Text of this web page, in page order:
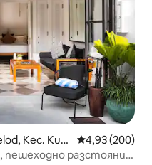
Kec. Kuta
Средна
4,93 (200)
разстояние